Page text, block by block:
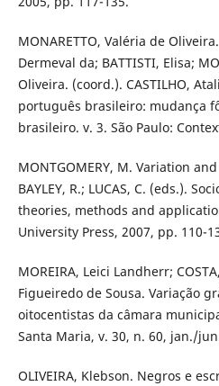
MONARETTO, Valéria de
Dermeval da; BATTISTI, Elisa;
Oliveira. (coord.). CASTILHO,
português brasileiro: mudança
brasileiro. v. 3. São Paulo:
MONTGOMERY, M. Variation
BAYLEY, R.; LUCAS, C. (eds.).
theories, methods and
University Press, 2007, pp. 110-
MOREIRA, Leici Landherr;
Figueiredo de Sousa. Variação
oitocentistas da câmara
Santa Maria, v. 30, n. 60, jan./
OLIVEIRA, Klebson. Negros e